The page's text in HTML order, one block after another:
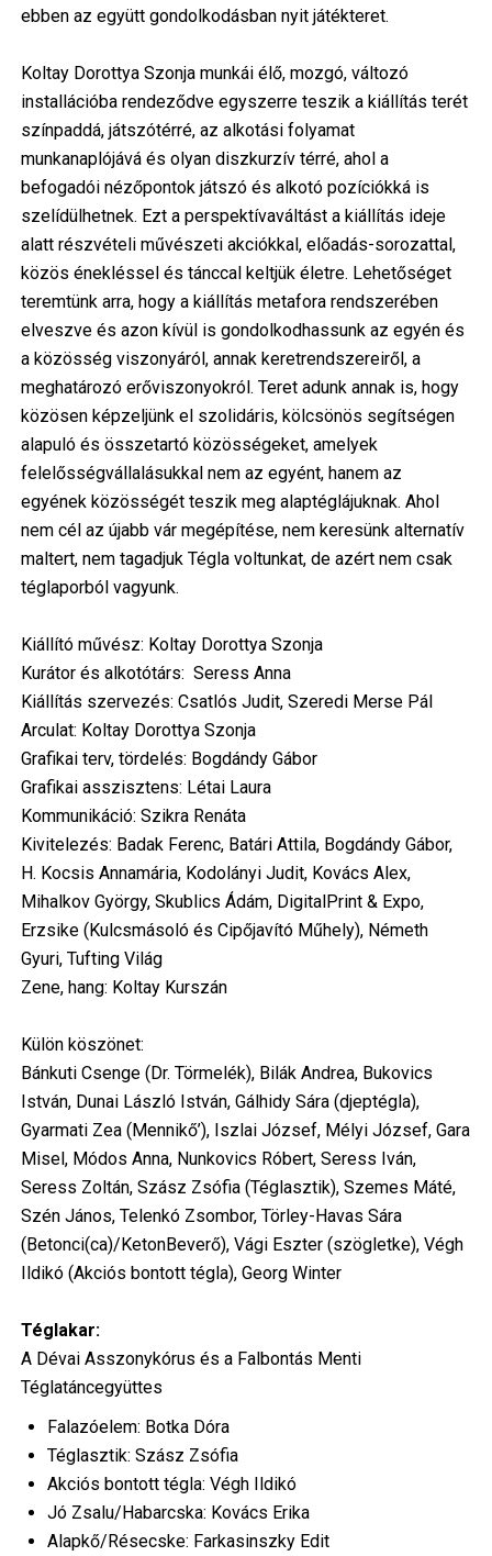
ebben az együtt gondolkodásban nyit játékteret.
Koltay Dorottya Szonja munkái élő, mozgó, változó
installációba rendeződve egyszerre teszik a kiállítás terét
színpaddá, játszótérré, az alkotási folyamat
munkanaplójává és olyan diszkurzív térré, ahol a
befogadói nézőpontok játszó és alkotó pozíciókká is
szelídülhetnek. Ezt a perspektívaváltást a kiállítás ideje
alatt részvételi művészeti akciókkal, előadás-sorozattal,
közös énekléssel és tánccal keltjük életre. Lehetőséget
teremtünk arra, hogy a kiállítás metafora rendszerében
elveszve és azon kívül is gondolkodhassunk az egyén és
a közösség viszonyáról, annak keretrendszereiről, a
meghatározó erőviszonyokról. Teret adunk annak is, hogy
közösen képzeljünk el szolidáris, kölcsönös segítségen
alapuló és összetartó közösségeket, amelyek
felelősségvállalásukkal nem az egyént, hanem az
egyének közösségét teszik meg alaptéglájuknak. Ahol
nem cél az újabb vár megépítése, nem keresünk alternatív
maltert, nem tagadjuk Tégla voltunkat, de azért nem csak
téglaporból vagyunk.
Kiállító művész: Koltay Dorottya Szonja
Kurátor és alkotótárs: Seress Anna
Kiállítás szervezés: Csatlós Judit, Szeredi Merse Pál
Arculat: Koltay Dorottya Szonja
Grafikai terv, tördelés: Bogdándy Gábor
Grafikai asszisztens: Létai Laura
Kommunikáció: Szikra Renáta
Kivitelezés: Badak Ferenc, Batári Attila, Bogdándy Gábor,
H. Kocsis Annamária, Kodolányi Judit, Kovács Alex,
Mihalkov György, Skublics Ádám, DigitalPrint & Expo,
Erzsike (Kulcsmásoló és Cipőjavító Műhely), Németh
Gyuri, Tufting Világ
Zene, hang: Koltay Kurszán
Külön köszönet:
Bánkuti Csenge (Dr. Törmelék), Bilák Andrea, Bukovics
István, Dunai László István, Gálhidy Sára (djeptégla),
Gyarmati Zea (Mennikő’), Iszlai József, Mélyi József, Gara
Misel, Módos Anna, Nunkovics Róbert, Seress Iván,
Seress Zoltán, Szász Zsófia (Téglasztik), Szemes Máté,
Szén János, Telenkó Zsombor, Törley-Havas Sára
(Betonci(ca)/KetonBeverő), Vági Eszter (szögletke), Végh
Ildikó (Akciós bontott tégla), Georg Winter
Téglakar:
A Dévai Asszonykórus és a Falbontás Menti
Téglatáncegyüttes
Falazóelem: Botka Dóra
Téglasztik: Szász Zsófia
Akciós bontott tégla: Végh Ildikó
Jó Zsalu/Habarcska: Kovács Erika
Alapkő/Résecske: Farkasinszky Edit